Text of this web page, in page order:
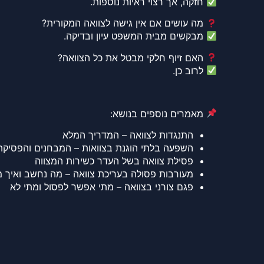
מה עושים אם אין גישה לצוואה המקורית?
מבקשים מבית המשפט עיון ובדיקה.
האם זיוף חלקי מבטל את כל הצוואה?
לרוב כן.
מאמרים נוספים בנושא:
התנגדות לצוואה – המדריך המלא
השפעה בלתי הוגנת בצוואות – המבחנים
פסילת צוואה בשל העדר כשירות המצווה
מעורבות פסולה בעריכת צוואה – מה נחשב ואיך
פגם צורני בצוואה – מתי אפשר לפסול ומתי לא